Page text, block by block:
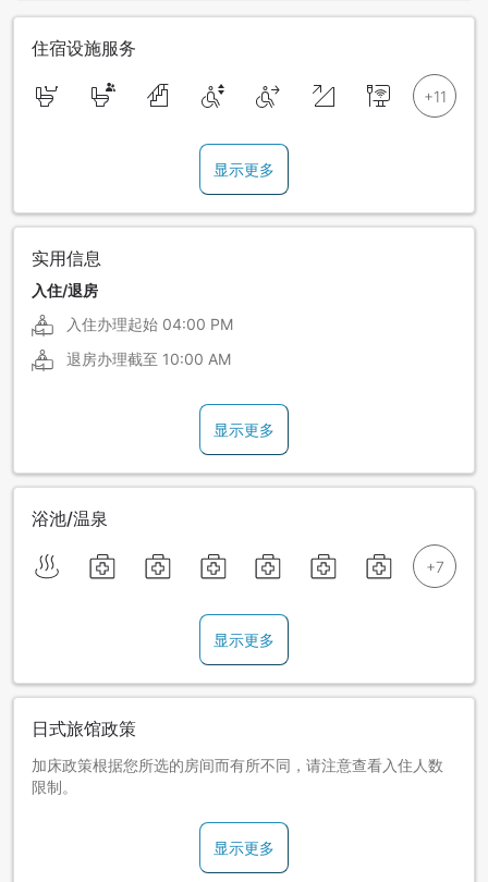
住宿设施服务
显示更多
实用信息
入住/退房
入住办理起始 04:00 PM
退房办理截至 10:00 AM
显示更多
浴池/温泉
显示更多
日式旅馆政策
加床政策根据您所选的房间而有所不同，请注意查看入住人数
限制。
显示更多